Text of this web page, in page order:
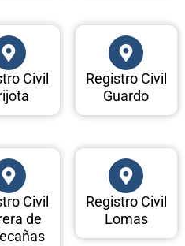
Civil
Registro Civil
Guardo
Civil
de
Registro Civil
Lomas